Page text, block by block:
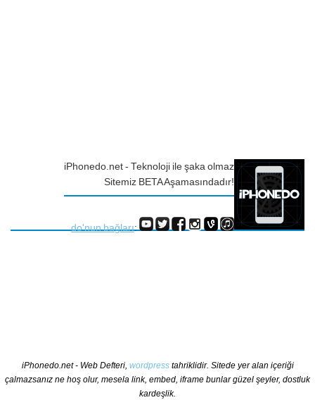
iPhonedo.net - Teknoloji ile şaka olmaz
Sitemiz BETA Aşamasındadır!
do'nun bağları:
iPhonedo.net - Web Defteri, wordpresstahriklidir. Sitede yer alan içeriği
çalmazsanız ne hoş olur, mesela link, embed, iframe bunlar güzel şeyler, dostluk
kardeşlik.